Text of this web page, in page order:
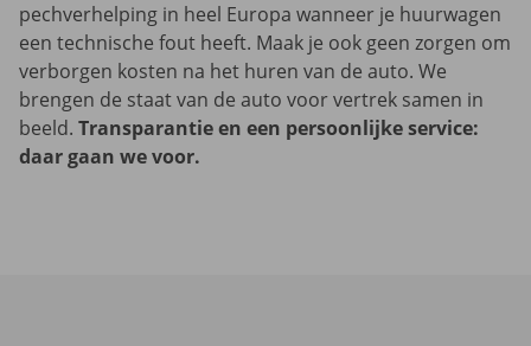
pechverhelping in heel Europa wanneer je huurwagen
een technische fout heeft. Maak je ook geen zorgen om
verborgen kosten na het huren van de auto. We
brengen de staat van de auto voor vertrek samen in
beeld. Transparantie en een persoonlijke service:
daar gaan we voor.